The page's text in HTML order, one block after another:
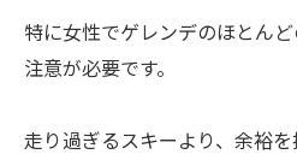
特に女性でゲレンデのほとんど
注意が必要です。
走り過ぎるスキーより、余裕